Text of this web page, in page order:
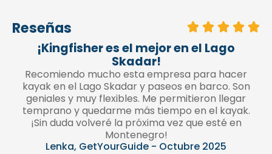
Reseñas
¡Kingfisher es el mejor en el Lago
Skadar!
Recomiendo mucho esta empresa para hacer
kayak en el Lago Skadar y paseos en barco. Son
geniales y muy flexibles. Me permitieron llegar
temprano y quedarme más tiempo en el kayak.
¡Sin duda volveré la próxima vez que esté en
Montenegro!
Lenka, GetYourGuide - Octubre 2025